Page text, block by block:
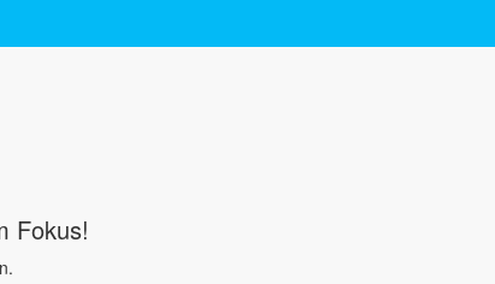
Fokus!